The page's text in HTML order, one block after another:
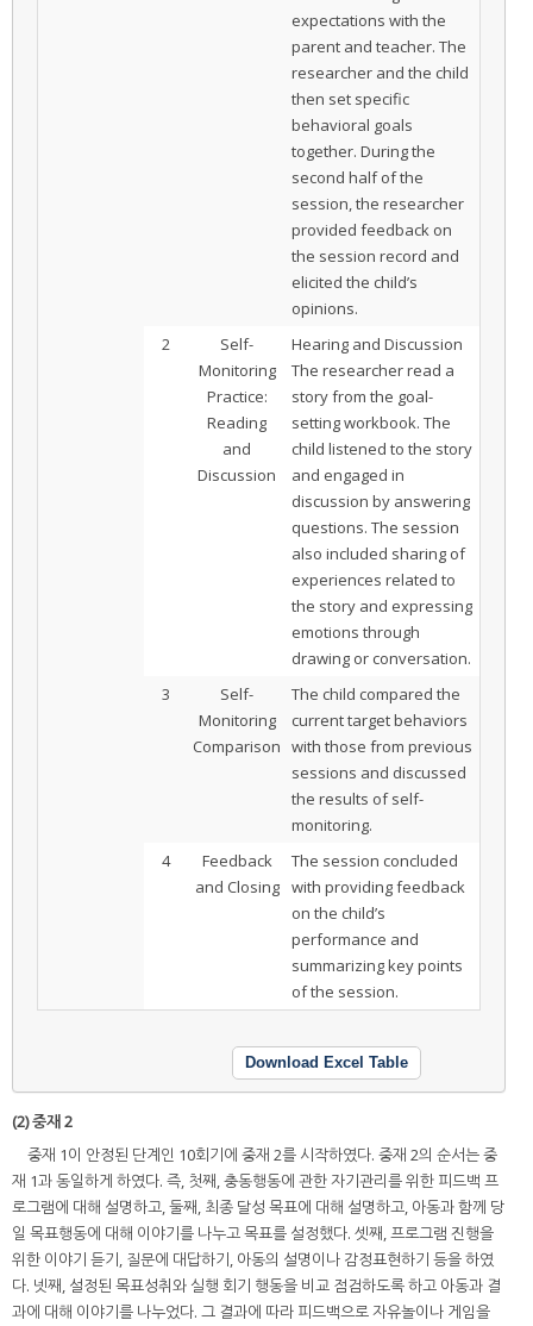
expectations with the
parent and teacher. The
researcher and the child
then set specific
behavioral goals
together. During the
second half of the
session, the researcher
provided feedback on
the session record and
elicited the child’s
opinions.
2
Self-
Monitoring
Practice:
Reading
and
Discussion
Hearing and Discussion
The researcher read a
story from the goal-
setting workbook. The
child listened to the story
and engaged in
discussion by answering
questions. The session
also included sharing of
experiences related to
the story and expressing
emotions through
drawing or conversation.
3
Self-
Monitoring
Comparison
The child compared the
current target behaviors
with those from previous
sessions and discussed
the results of self-
monitoring.
4
Feedback
and Closing
The session concluded
with providing feedback
on the child’s
performance and
summarizing key points
of the session.
Download Excel Table
(2) 중재 2
중재 1이 안정된 단계인 10회기에 중재 2를 시작하였다. 중재 2의 순서는 중
재 1과 동일하게 하였다. 즉, 첫째, 충동행동에 관한 자기관리를 위한 피드백 프
로그램에 대해 설명하고, 둘째, 최종 달성 목표에 대해 설명하고, 아동과 함께 당
일 목표행동에 대해 이야기를 나누고 목표를 설정했다. 셋째, 프로그램 진행을
위한 이야기 듣기, 질문에 대답하기, 아동의 설명이나 감정표현하기 등을 하였
다. 넷째, 설정된 목표성취와 실행 회기 행동을 비교 점검하도록 하고 아동과 결
과에 대해 이야기를 나누었다. 그 결과에 따라 피드백으로 자유놀이나 게임을